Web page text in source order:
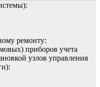
ремонту:
приборов учета
узлов управления